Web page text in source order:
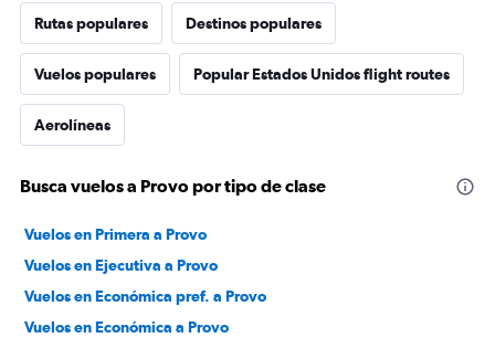
Rutas populares Destinos populares
Vuelos populares Popular Estados Unidos flight routes
Aerolíneas
Busca vuelos a Provo por tipo de clase
Vuelos en Primera a Provo
Vuelos en Ejecutiva a Provo
Vuelos en Económica pref. a Provo
Vuelos en Económica a Provo